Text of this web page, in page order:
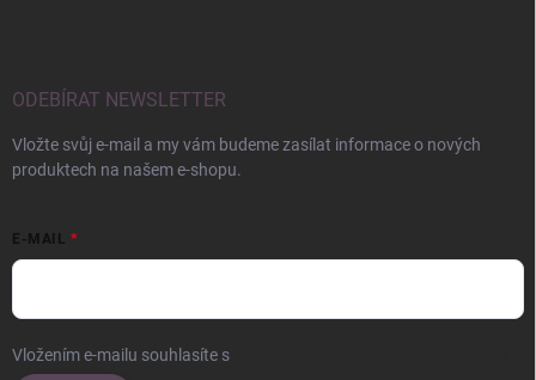
ODEBÍRAT NEWSLETTER
Vložte svůj e-mail a my vám budeme zasílat informace o nových
produktech na našem e-shopu.
E-MAIL
Vložením e-mailu souhlasíte s